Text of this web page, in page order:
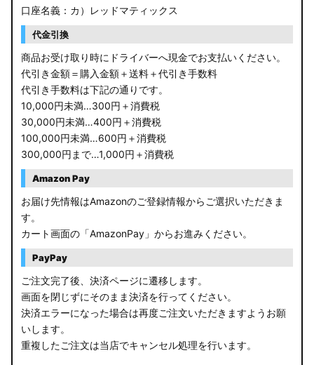
口座名義：カ）レッドマティックス
代金引換
商品お受け取り時にドライバーへ現金でお支払いください。
代引き金額＝購入金額＋送料＋代引き手数料
代引き手数料は下記の通りです。
10,000円未満…300円＋消費税
30,000円未満…400円＋消費税
100,000円未満…600円＋消費税
300,000円まで…1,000円＋消費税
Amazon Pay
お届け先情報はAmazonのご登録情報からご選択いただきま
す。
カート画面の「AmazonPay」からお進みください。
PayPay
ご注文完了後、決済ページに遷移します。
画面を閉じずにそのまま決済を行ってください。
決済エラーになった場合は再度ご注文いただきますようお願
いします。
重複したご注文は当店でキャンセル処理を行います。